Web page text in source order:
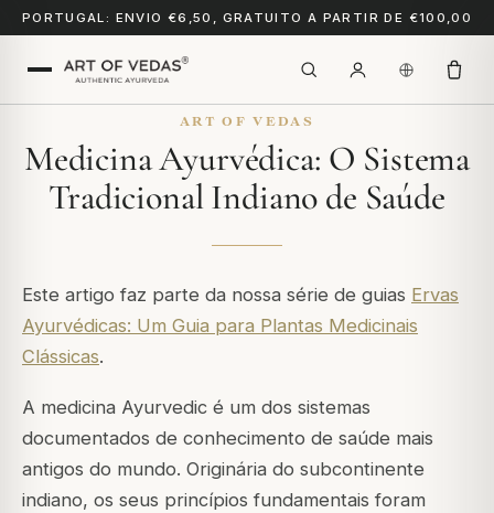
PORTUGAL: ENVIO €6,50, GRATUITO A PARTIR DE €100,00
ART OF VEDAS
Medicina Ayurvédica: O Sistema
Tradicional Indiano de Saúde
Este artigo faz parte da nossa série de guias Ervas
Ayurvédicas: Um Guia para Plantas Medicinais
Clássicas.
A medicina Ayurvedic é um dos sistemas
documentados de conhecimento de saúde mais
antigos do mundo. Originária do subcontinente
indiano, os seus princípios fundamentais foram